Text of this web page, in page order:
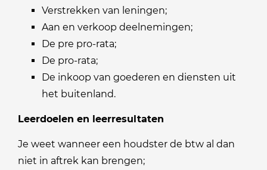
Verstrekken van leningen;
Aan en verkoop deelnemingen;
De pre pro-rata;
De pro-rata;
De inkoop van goederen en diensten uit
het buitenland.
Leerdoelen en leerresultaten
Je weet wanneer een houdster de btw al dan
niet in aftrek kan brengen;